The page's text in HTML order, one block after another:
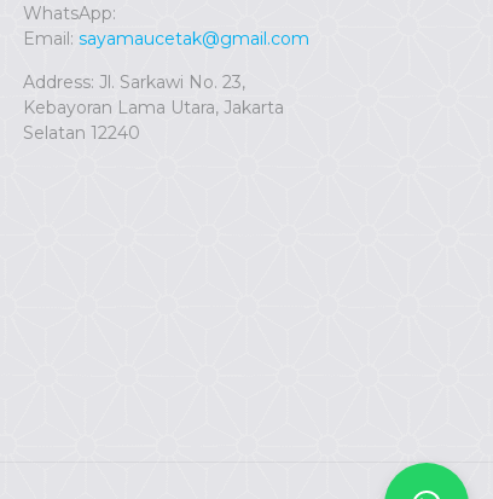
WhatsApp:
Email: sayamaucetak@gmail.com
Address: Jl. Sarkawi No. 23,
Kebayoran Lama Utara, Jakarta
Selatan 12240